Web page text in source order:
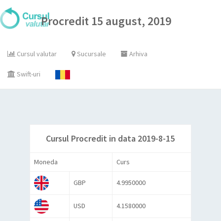
Procredit 15 august, 2019
Cursul valutar Sucursale Arhiva
Swift-uri
Cursul Procredit in data 2019-8-15
Moneda Curs
GBP 4.9950000
USD 4.1580000